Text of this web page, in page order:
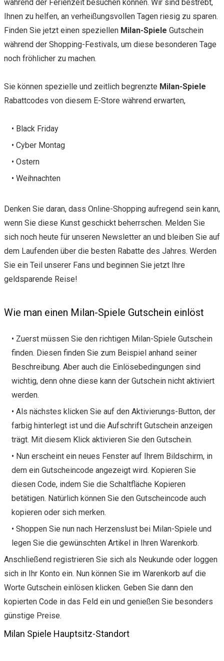
während der Ferienzeit besuchen können. Wir sind bestrebt,
Ihnen zu helfen, an verheißungsvollen Tagen riesig zu sparen.
Finden Sie jetzt einen speziellen Milan-Spiele Gutschein
während der Shopping-Festivals, um diese besonderen Tage
noch fröhlicher zu machen.
Sie können spezielle und zeitlich begrenzte Milan-Spiele
Rabattcodes von diesem E-Store während erwarten,
• Black Friday
• Cyber Montag
• Ostern
• Weihnachten
Denken Sie daran, dass Online-Shopping aufregend sein kann,
wenn Sie diese Kunst geschickt beherrschen. Melden Sie
sich noch heute für unseren Newsletter an und bleiben Sie auf
dem Laufenden über die besten Rabatte des Jahres. Werden
Sie ein Teil unserer Fans und beginnen Sie jetzt Ihre
geldsparende Reise!
Wie man einen Milan-Spiele Gutschein einlöst
• Zuerst müssen Sie den richtigen Milan-Spiele Gutschein
finden. Diesen finden Sie zum Beispiel anhand seiner
Beschreibung. Aber auch die Einlösebedingungen sind
wichtig, denn ohne diese kann der Gutschein nicht aktiviert
werden.
• Als nächstes klicken Sie auf den Aktivierungs-Button, der
farbig hinterlegt ist und die Aufschrift Gutschein anzeigen
trägt. Mit diesem Klick aktivieren Sie den Gutschein.
• Nun erscheint ein neues Fenster auf Ihrem Bildschirm, in
dem ein Gutscheincode angezeigt wird. Kopieren Sie
diesen Code, indem Sie die Schaltfläche Kopieren
betätigen. Natürlich können Sie den Gutscheincode auch
kopieren oder sich merken.
• Shoppen Sie nun nach Herzenslust bei Milan-Spiele und
legen Sie die gewünschten Artikel in Ihren Warenkorb.
Anschließend registrieren Sie sich als Neukunde oder loggen
sich in Ihr Konto ein. Nun können Sie im Warenkorb auf die
Worte Gutschein einlösen klicken. Geben Sie dann den
kopierten Code in das Feld ein und genießen Sie besonders
günstige Preise.
Milan Spiele Hauptsitz-Standort